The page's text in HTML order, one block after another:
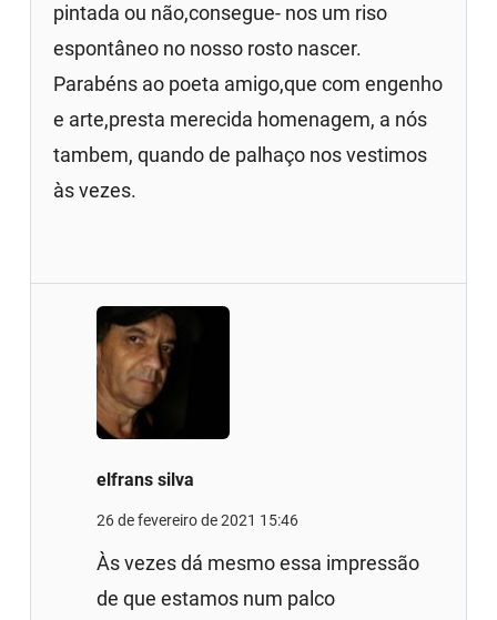
pintada ou não,consegue- nos um riso
espontâneo no nosso rosto nascer.
Parabéns ao poeta amigo,que com engenho
e arte,presta merecida homenagem, a nós
tambem, quando de palhaço nos vestimos
às vezes.
elfrans silva
26 de fevereiro de 2021 15:46
Às vezes dá mesmo essa impressão
de que estamos num palco